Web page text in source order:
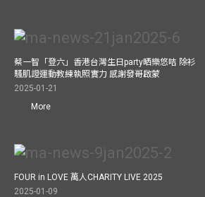
蔡一智「登六」香港台灣生日party晒樂悠咭 除衫
騷肌證運動教練執照實力 感謝發哥啟蒙
2025-01-21
More
FOUR in LOVE 萬人CHARITY LIVE 2025
2025-01-09